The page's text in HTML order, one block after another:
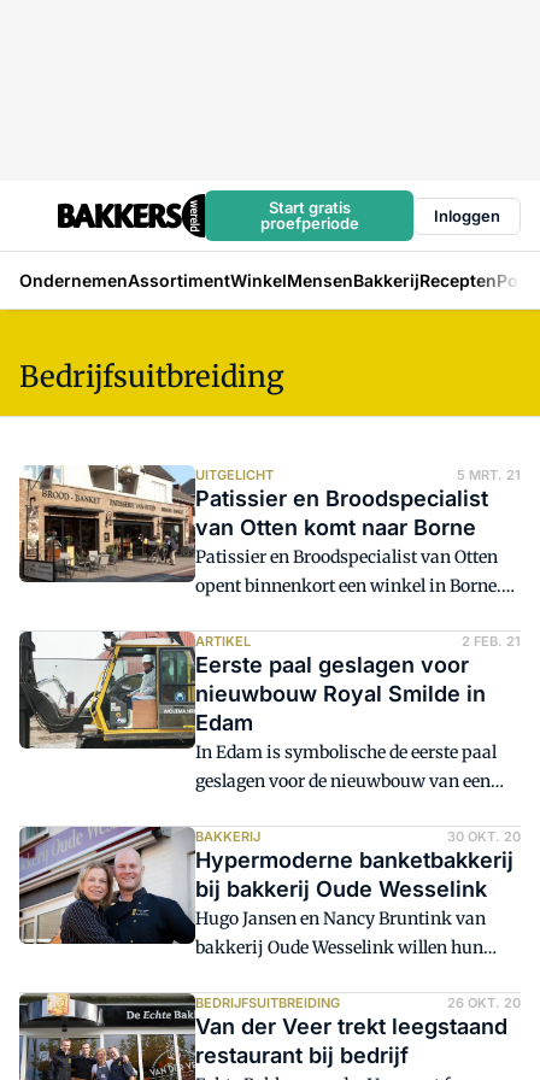
Start gratis
proefperiode
Inloggen
OndernemenAssortimentWinkelMensenBakkerijRecepten
Bedrijfsuitbreiding
UITGELICHT 5 MRT. 21
Patissier en Broodspecialist
van Otten komt naar Borne
Patissier en Broodspecialist van Otten
opent binnenkort een winkel in Borne.
aantal winkels in Twente gaat een lang
gekoesterde wens in vervulling.
ARTIKEL 2 FEB. 21
Eerste paal geslagen voor
nieuwbouw Royal Smilde in
Edam
In Edam is symbolische de eerste paal
geslagen voor de nieuwbouw van een
Smilde Bakery. Aan de Stegge Twello
realiseert het nieuwe bedrijfsgebouw op
de huidige locatie van Royal Smilde
Bakery aan de Hamerstraat in Edam.
BAKKERIJ 30 OKT. 20
Hypermoderne banketbakkerij
bij bakkerij Oude Wesselink
Hugo Jansen en Nancy Bruntink van
bakkerij Oude Wesselink willen hun
banketbakkerij boven op de bestaande
bakkerij in Lichtenvoorde.
BEDRIJFSUITBREIDING 26 OKT. 20
Van der Veer trekt leegstaand
restaurant bij bedrijf